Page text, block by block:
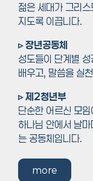
젊은 세대가 그리
지도록 이끕니다.
▹ 장년공동체
성도들이 단계별
배우고, 말씀을 실
▹ 제2청년부
단순한 어르신 모
하나님 안에서 날
는 공동체입니다.
more